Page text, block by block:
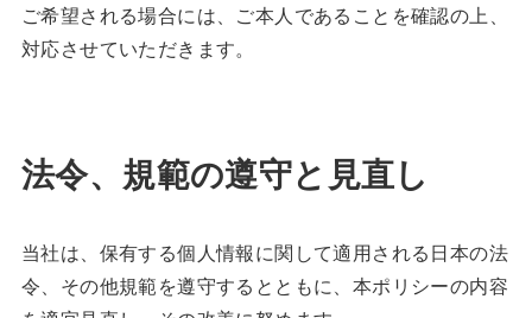
ご希望される場合には、ご本人であることを確認の上、
対応させていただきます。
法令、規範の遵守と見直し
当社は、保有する個人情報に関して適用される日本の法
令、その他規範を遵守するとともに、本ポリシーの内容